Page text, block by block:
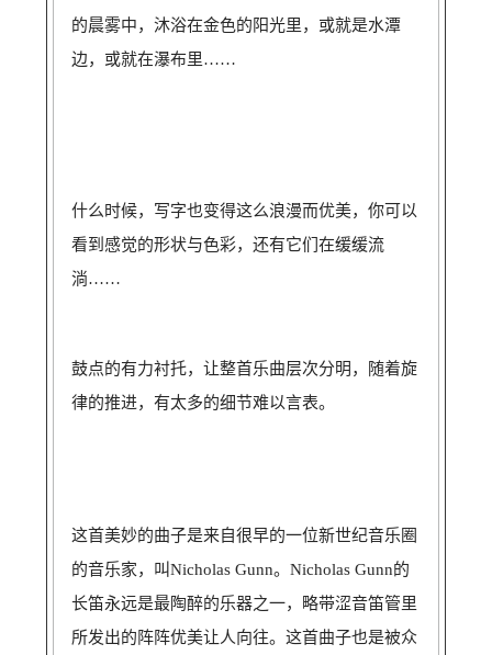
的晨雾中，沐浴在金色的阳光里，或就是水潭
边，或就在瀑布里……
什么时候，写字也变得这么浪漫而优美，你可以
看到感觉的形状与色彩，还有它们在缓缓流
淌……
鼓点的有力衬托，让整首乐曲层次分明，随着旋
律的推进，有太多的细节难以言表。
这首美妙的曲子是来自很早的一位新世纪音乐圈
的音乐家，叫Nicholas Gunn。Nicholas Gunn的
长笛永远是最陶醉的乐器之一，略带涩音笛管里
所发出的阵阵优美让人向往。这首曲子也是被众